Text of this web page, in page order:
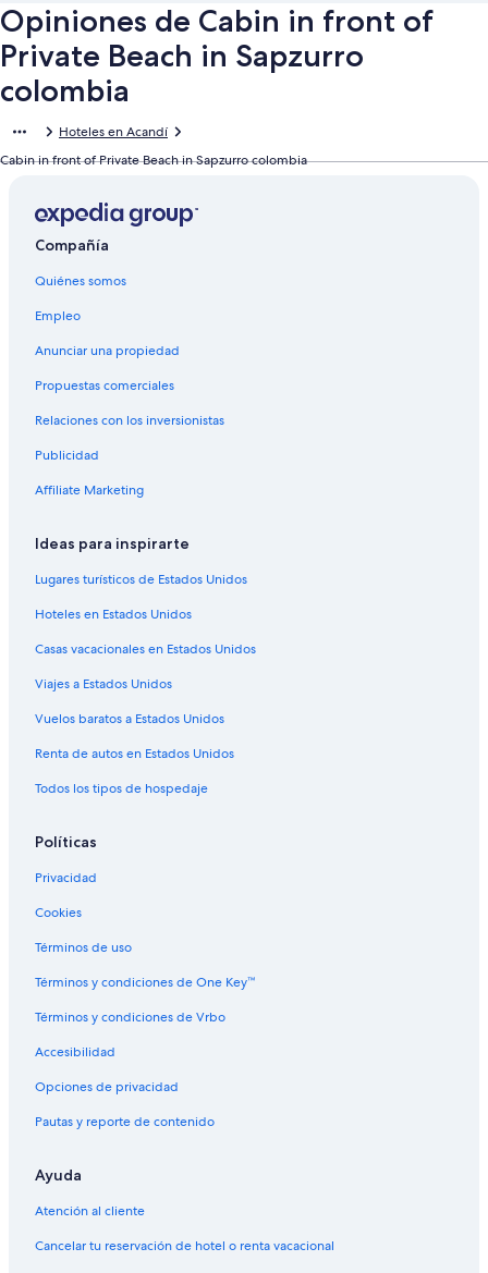
Opiniones de Cabin in front of
Private Beach in Sapzurro
colombia
Hoteles en Acandí
Cabin in front of Private Beach in Sapzurro colombia
Compañía
Quiénes somos
Empleo
Anunciar una propiedad
Propuestas comerciales
Relaciones con los inversionistas
Publicidad
Affiliate Marketing
Ideas para inspirarte
Lugares turísticos de Estados Unidos
Hoteles en Estados Unidos
Casas vacacionales en Estados Unidos
Viajes a Estados Unidos
Vuelos baratos a Estados Unidos
Renta de autos en Estados Unidos
Todos los tipos de hospedaje
Políticas
Privacidad
Cookies
Términos de uso
Términos y condiciones de One Key™
Términos y condiciones de Vrbo
Accesibilidad
Opciones de privacidad
Pautas y reporte de contenido
Ayuda
Atención al cliente
Cancelar tu reservación de hotel o renta vacacional